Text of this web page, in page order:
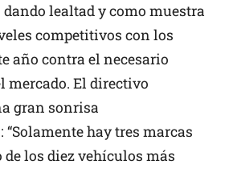
lealtad y como muestra
competitivos con los
año contra el necesario
mercado. El directivo
gran sonrisa
hay tres marcas
de los diez vehículos más